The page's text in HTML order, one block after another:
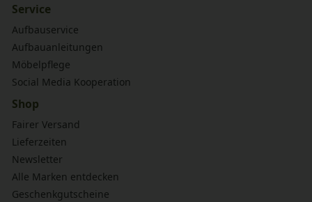
Service
Aufbauservice
Aufbauanleitungen
Möbelpflege
Social Media Kooperation
Shop
Fairer Versand
Lieferzeiten
Newsletter
Alle Marken entdecken
Geschenkgutscheine